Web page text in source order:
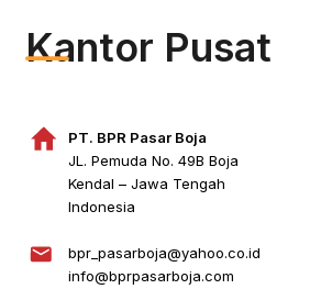
Kantor Pusat
PT. BPR Pasar Boja
JL. Pemuda No. 49B Boja
Kendal – Jawa Tengah
Indonesia
bpr_pasarboja@yahoo.co.id
info@bprpasarboja.com